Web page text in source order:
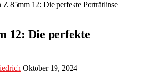
Z 85mm 12: Die perfekte Porträtlinse
12: Die perfekte
Oktober 19, 2024